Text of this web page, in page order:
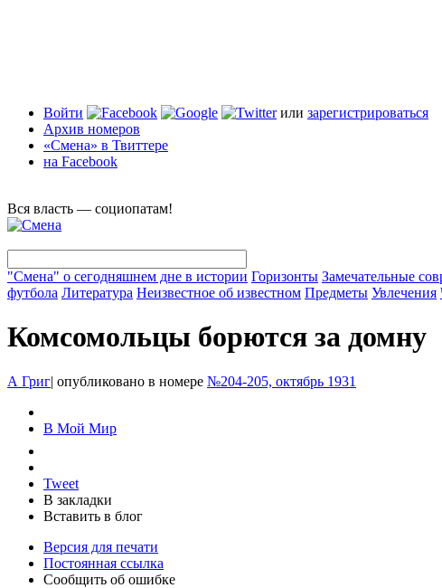
Войти или зарегистрироваться
Архив номеров
«Смена» в Твиттере
на Facebook
Вся власть — социопатам!
"Смена" о сегодняшнем дне в истории Горизонты Замечательные
футбола Литература Неизвестное об известном Предметы Увлечения
Комсомольцы борются за домну
А Григ| опубликовано в номере №204-205, октябрь 1931
В Мой Мир
Tweet
В закладки
Вставить в блог
Версия для печати
Постоянная ссылка
Сообщить об ошибке